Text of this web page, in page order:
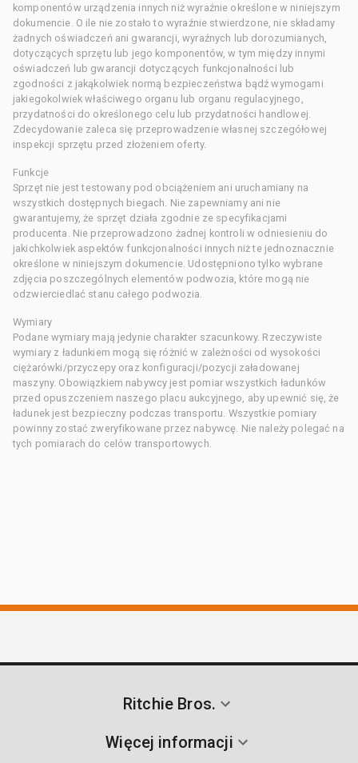
komponentów urządzenia innych niż wyraźnie określone w niniejszym
dokumencie. O ile nie zostało to wyraźnie stwierdzone, nie składamy
żadnych oświadczeń ani gwarancji, wyraźnych lub dorozumianych,
dotyczących sprzętu lub jego komponentów, w tym między innymi
oświadczeń lub gwarancji dotyczących funkcjonalności lub
zgodności z jakąkolwiek normą bezpieczeństwa bądź wymogami
jakiegokolwiek właściwego organu lub organu regulacyjnego,
przydatności do określonego celu lub przydatności handlowej.
Zdecydowanie zaleca się przeprowadzenie własnej szczegółowej
inspekcji sprzętu przed złożeniem oferty.
Funkcje
Sprzęt nie jest testowany pod obciążeniem ani uruchamiany na
wszystkich dostępnych biegach. Nie zapewniamy ani nie
gwarantujemy, że sprzęt działa zgodnie ze specyfikacjami
producenta. Nie przeprowadzono żadnej kontroli w odniesieniu do
jakichkolwiek aspektów funkcjonalności innych niż te jednoznacznie
określone w niniejszym dokumencie. Udostępniono tylko wybrane
zdjęcia poszczególnych elementów podwozia, które mogą nie
odzwierciedlać stanu całego podwozia.
Wymiary
Podane wymiary mają jedynie charakter szacunkowy. Rzeczywiste
wymiary z ładunkiem mogą się różnić w zależności od wysokości
ciężarówki/przyczepy oraz konfiguracji/pozycji załadowanej
maszyny. Obowiązkiem nabywcy jest pomiar wszystkich ładunków
przed opuszczeniem naszego placu aukcyjnego, aby upewnić się, że
ładunek jest bezpieczny podczas transportu. Wszystkie pomiary
powinny zostać zweryfikowane przez nabywcę. Nie należy polegać na
tych pomiarach do celów transportowych.
Ritchie Bros.
Więcej informacji